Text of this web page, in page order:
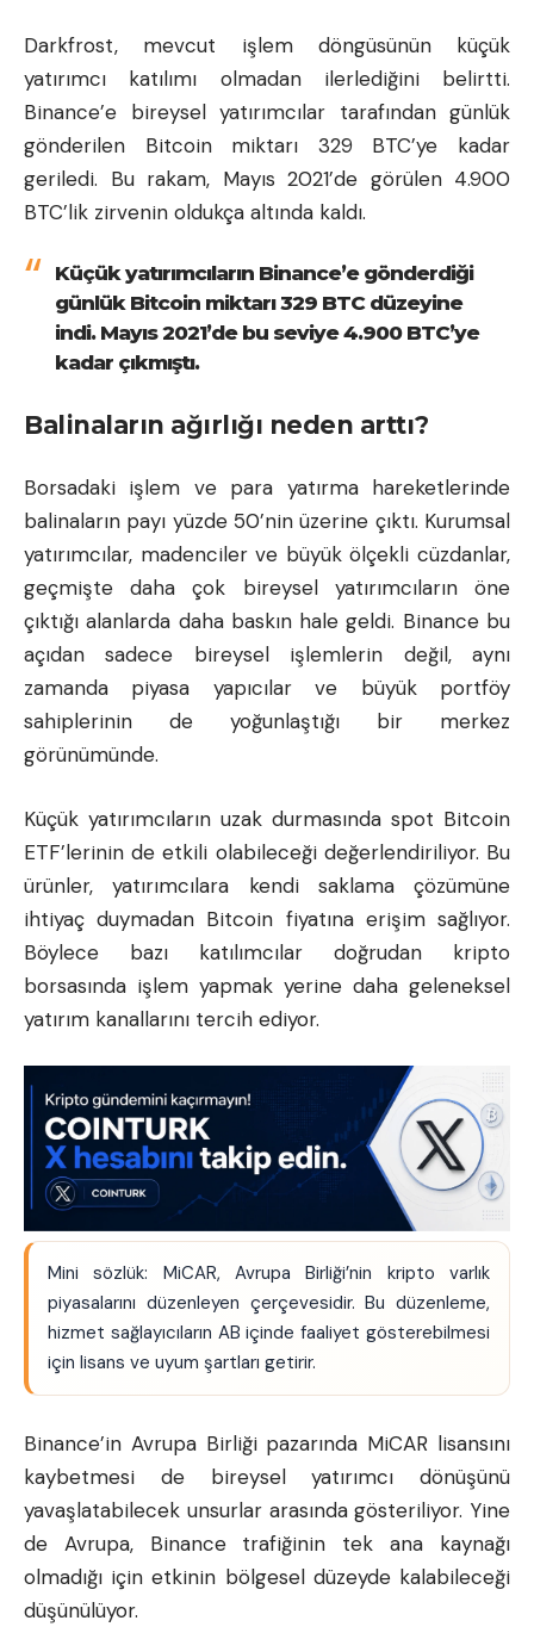
Darkfrost, mevcut işlem döngüsünün küçük
yatırımcı katılımı olmadan ilerlediğini belirtti.
Binance’e bireysel yatırımcılar tarafından günlük
gönderilen Bitcoin miktarı 329 BTC’ye kadar
geriledi. Bu rakam, Mayıs 2021’de görülen 4.900
BTC’lik zirvenin oldukça altında kaldı.
Küçük yatırımcıların Binance’e gönderdiği
günlük Bitcoin miktarı 329 BTC düzeyine
indi. Mayıs 2021’de bu seviye 4.900 BTC’ye
kadar çıkmıştı.
Balinaların ağırlığı neden arttı?
Borsadaki işlem ve para yatırma hareketlerinde
balinaların payı yüzde 50’nin üzerine çıktı. Kurumsal
yatırımcılar, madenciler ve büyük ölçekli cüzdanlar,
geçmişte daha çok bireysel yatırımcıların öne
çıktığı alanlarda daha baskın hale geldi. Binance bu
açıdan sadece bireysel işlemlerin değil, aynı
zamanda piyasa yapıcılar ve büyük portföy
sahiplerinin de yoğunlaştığı bir merkez
görünümünde.
Küçük yatırımcıların uzak durmasında spot Bitcoin
ETF’lerinin de etkili olabileceği değerlendiriliyor. Bu
ürünler, yatırımcılara kendi saklama çözümüne
ihtiyaç duymadan Bitcoin fiyatınaerişim sağlıyor.
Böylece bazı katılımcılar doğrudan kripto
borsasında işlem yapmak yerine daha geleneksel
yatırım kanallarını tercih ediyor.
Mini sözlük: MiCAR, Avrupa Birliği’nin kripto varlık
piyasalarını düzenleyen çerçevesidir. Bu düzenleme,
hizmet sağlayıcıların AB içinde faaliyet gösterebilmesi
için lisans ve uyum şartları getirir.
Binance’in Avrupa Birliği pazarında MiCAR lisansını
kaybetmesi de bireysel yatırımcı dönüşünü
yavaşlatabilecek unsurlar arasında gösteriliyor. Yine
de Avrupa, Binance trafiğinin tek ana kaynağı
olmadığı için etkinin bölgesel düzeyde kalabileceği
düşünülüyor.